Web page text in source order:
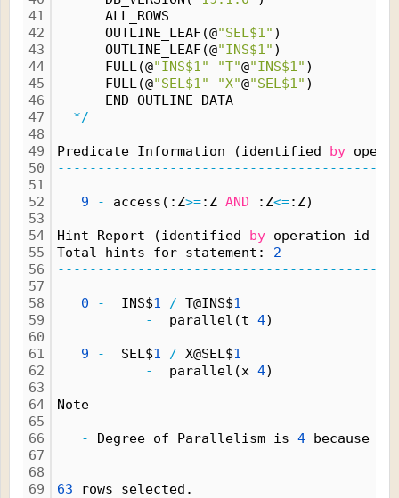
41
42
43
44
45
46
47
48
49
50
51
52
53
54
55
56
57
58
59
60
61
62
63
64
65
66
67
68
69
ALL_ROWS
OUTLINE_LEAF(@"SEL$1" )
OUTLINE_LEAF(@"INS$1" )
FULL(@"INS$1" "T"@"INS$1" )
FULL(@"SEL$1" "X"@"SEL$1" )
END_OUTLINE_DATA
*/
Predicate Information (identified by
9 - access(:Z>=:Z AND :Z<=:Z)
Hint Report (identified by operation id
Total hints for statement: 2
0 - INS$1 / T@INS$1
-
parallel(t 4)
9 - SEL$1 / X@SEL$1
-
parallel(x 4)
Note
-----
-
Degree of Parallelism is 4 because
63 rows selected.